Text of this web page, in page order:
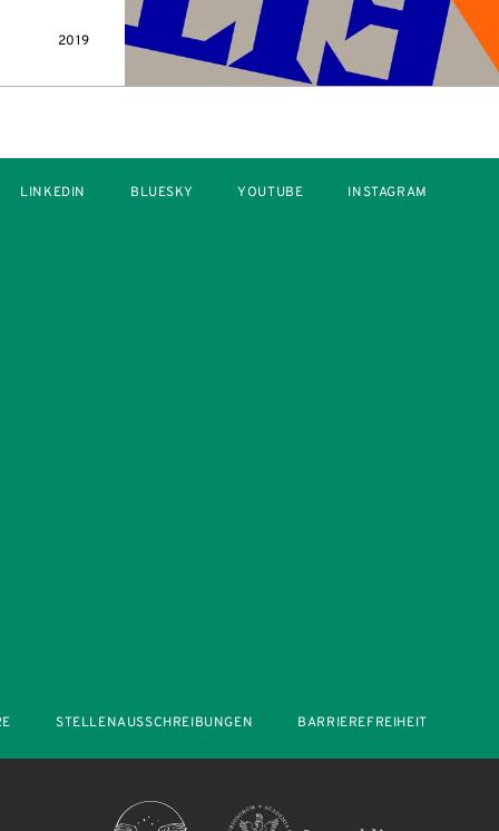
2019
LINKEDIN BLUESKY YOUTUBE INSTAGRAM
STELLENAUSSCHREIBUNGEN BARRIEREFREIHEIT